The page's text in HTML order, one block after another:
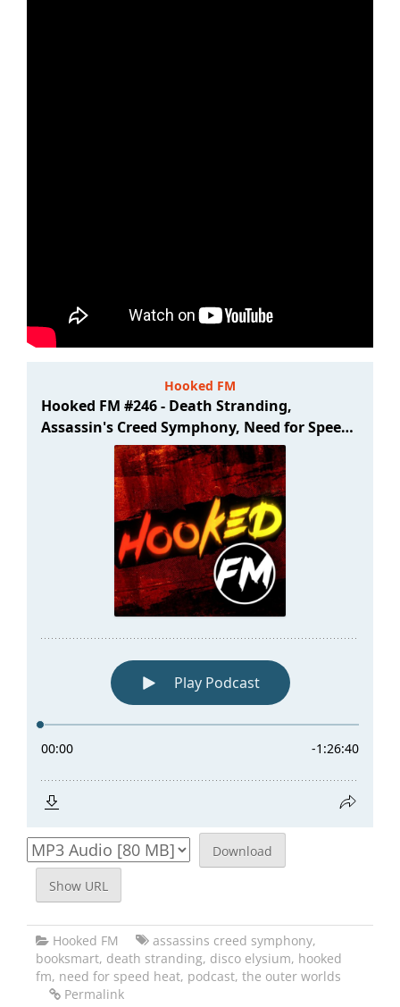
Download
Show URL
Hooked FM assassins creed symphony,
booksmart, death stranding, disco elysium, hooked
fm, need for speed heat, podcast, the outer worlds
Permalink